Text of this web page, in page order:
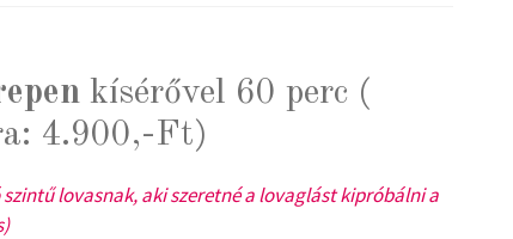
kísérővel 60 perc (
4.900,-Ft)
lovasnak, aki szeretné a lovaglást kipróbálni a